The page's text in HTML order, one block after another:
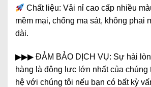
Chất liệu: Vải nỉ cao cấp nhiều
mềm mại, chống ma sát, không phai
dài.
▶▶▶ ĐẢM BẢO DỊCH VỤ: Sự hài
hàng là động lực lớn nhất của chúng
hệ với chúng tôi nếu bạn có bất kỳ